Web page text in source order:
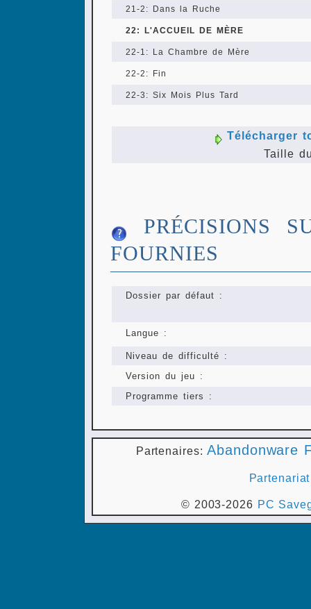
21-2: Dans la Ruche
22: L'ACCUEIL DE MÈRE
22-1: La Chambre de Mère
22-2: Fin
22-3: Six Mois Plus Tard
Télécharger
Taille
PRÉCISIONS
FOURNIES
Dossier par défaut :
Langue :
Niveau de difficulté :
Version du jeu :
Programme tiers :
Partenaires:Abandonware
Partenariat
© 2003-2026 PC